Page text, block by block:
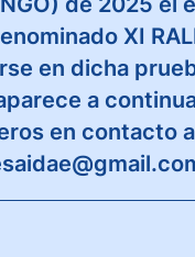
XI
en dicha
a
en contacto